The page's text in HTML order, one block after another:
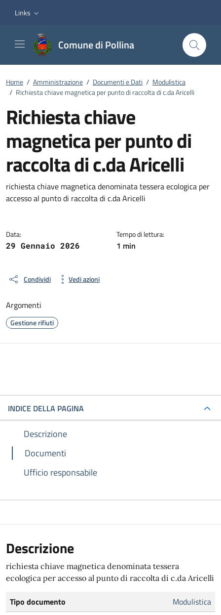
Links
Comune di Pollina
Home / Amministrazione / Documenti e Dati / Modulistica
/ Richiesta chiave magnetica per punto di raccolta di c.da Aricelli
Richiesta chiave
magnetica per punto di
raccolta di c.da Aricelli
Dettagli del documento
richiesta chiave magnetica denominata tessera ecologica per
accesso al punto di raccolta di c.da Aricelli
Data:
29 Gennaio 2026
Tempo di lettura:
1 min
Condividi Vedi azioni
Argomenti
Gestione rifiuti
INDICE DELLA PAGINA
Descrizione
Documenti
Ufficio responsabile
Descrizione
richiesta chiave magnetica denominata tessera
ecologica per accesso al punto di raccolta di c.da Aricelli
Tipo documento
Modulistica